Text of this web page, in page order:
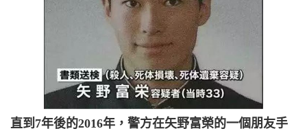
直到7年後的2016年，警方在矢野富榮的一個朋友手